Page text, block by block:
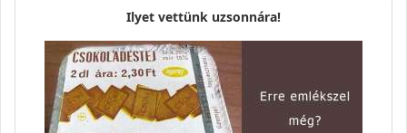
Ilyet vettünk uzsonnára!